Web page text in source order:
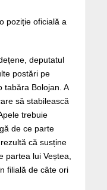
poziție oficială a
deputatul
postări pe
tabăra Bolojan. A
să stabilească
trebuie
de ce parte
că susține
partea lui Veștea,
filială de câte ori